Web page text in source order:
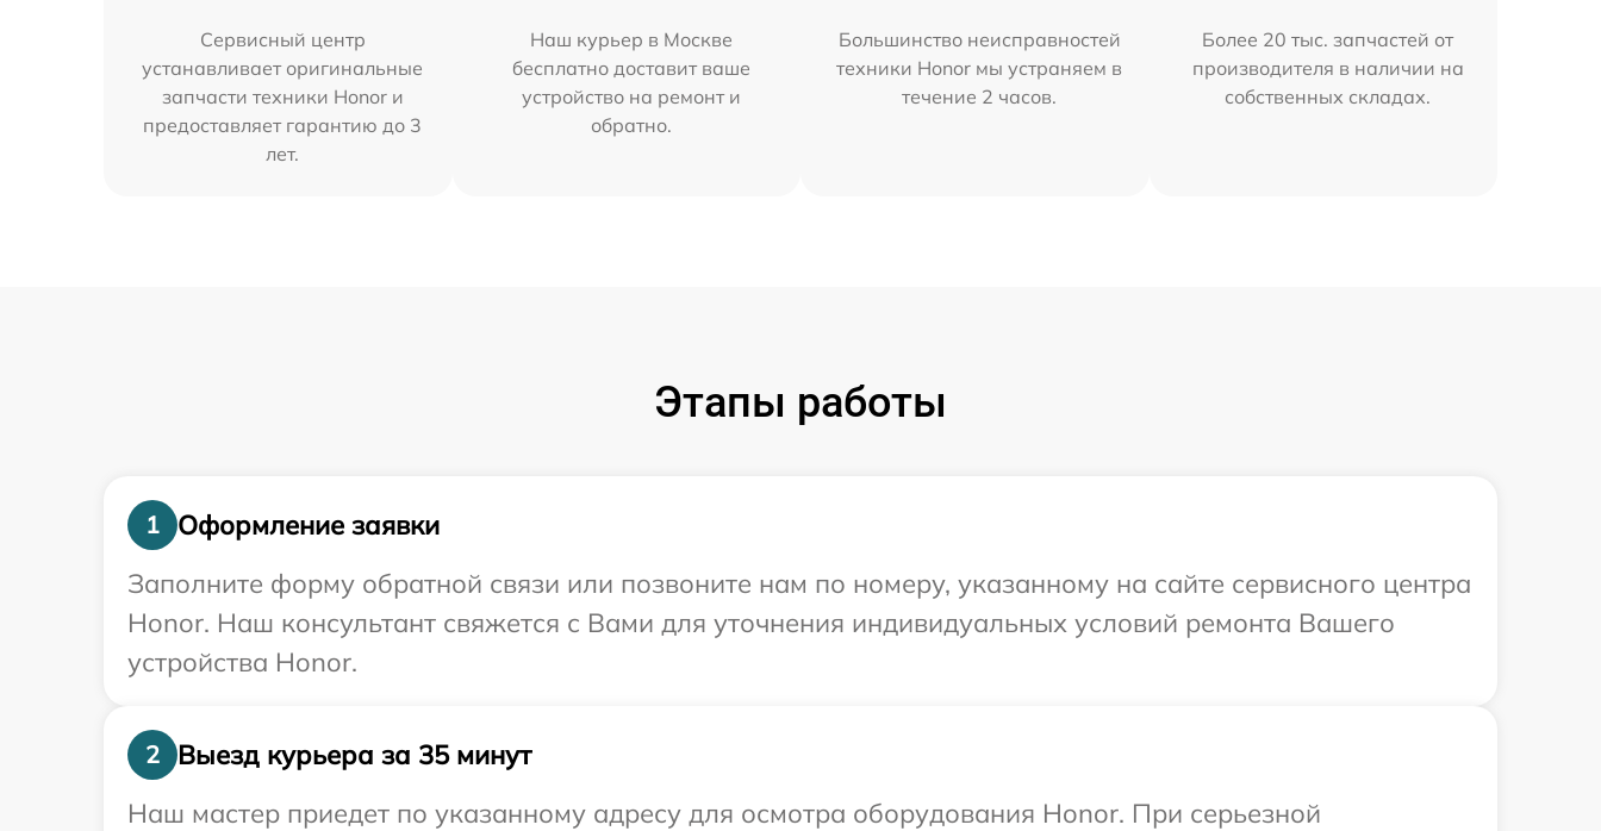
Сервисный центр
устанавливает оригинальные
запчасти техники Honor и
предоставляет гарантию до 3
лет.
Наш курьер в Москве
бесплатно доставит ваше
устройство на ремонт и
обратно.
Большинство неисправностей
техники Honor мы устраняем в
течение 2 часов.
Более 20 тыс. запчастей от
производителя в наличии на
собственных складах.
Этапы работы
1
Оформление заявки
Заполните форму обратной связи или позвоните нам по номеру, указанному на сайте сервисного центра
Honor. Наш консультант свяжется с Вами для уточнения индивидуальных условий ремонта Вашего
устройства Honor.
2
Выезд курьера за 35 минут
Наш мастер приедет по указанному адресу для осмотра оборудования Honor. При серьезной